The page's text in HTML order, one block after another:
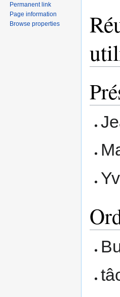
Permanent link
Page information
Browse properties